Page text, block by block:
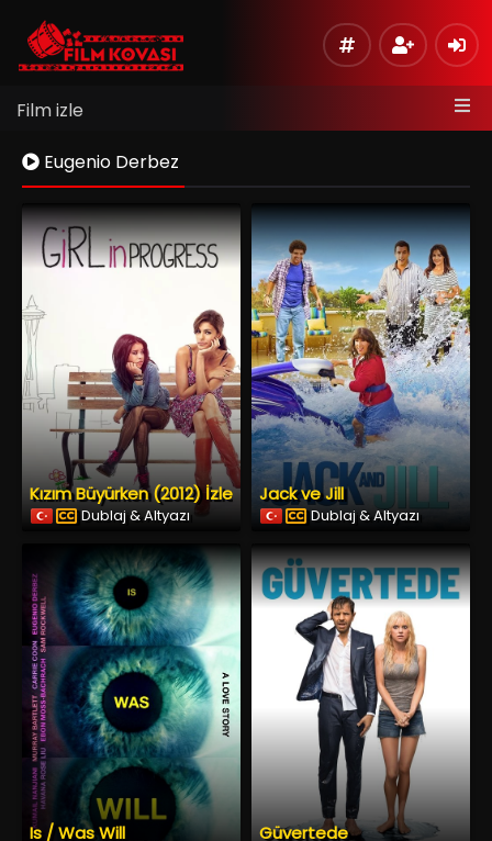
Film izle
Eugenio Derbez
Kızım Büyürken (2012) İzle
Dublaj & Altyazı
Jack ve Jill
Dublaj & Altyazı
Is / Was Will Güvertede